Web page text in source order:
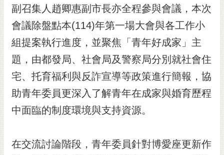
花
泉
桐
花
祭
網
站
導
覽
訂
閱
副召集人趙卿惠副市長亦全程參與會議，本次
會議除盤點本(114)年第一場大會與各工作小
組提案執行進度，並聚焦「青年好成家」主
題，由都發局、社會局及警察局分別就社會住
宅、托育福利與反詐宣導等政策進行簡報，協
助青年委員更深入了解青年在成家與婚育歷程
中面臨的制度環境與支持資源。
在交流討論階段，青年委員針對博愛座更新作